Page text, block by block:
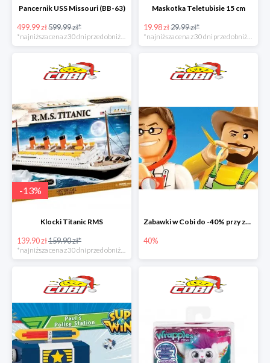
Pancernik USS Missouri (BB-63)
499.99 zł599.99 zł*
Maskotka Teletubisie 15 cm
19.98 zł29.99 zł*
-13%
Klocki Titanic RMS
139.90 zł159.90 zł*
*najniższa cena z 30 dni przed obniżką
Zabawki w Cobi do -40% przy zakupie drugiego produktu
40%